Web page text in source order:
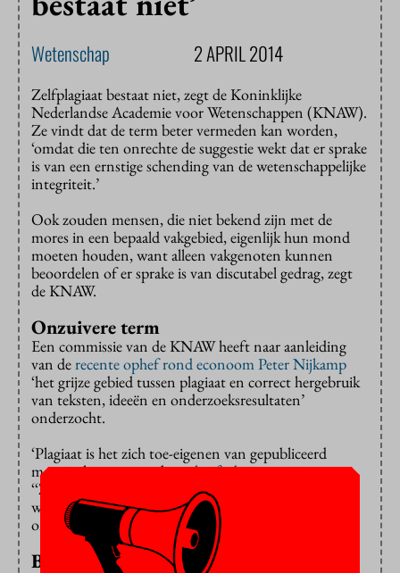
Wetenschap 2 APRIL 2014
Zelfplagiaat bestaat niet, zegt de Koninklijke
Nederlandse Academie voor Wetenschappen (KNAW).
Ze vindt dat de term beter vermeden kan worden,
‘omdat die ten onrechte de suggestie wekt dat er sprake
is van een ernstige schending van de wetenschappelijke
integriteit.’
Ook zouden mensen, die niet bekend zijn met de
mores in een bepaald vakgebied, eigenlijk hun mond
moeten houden, want alleen vakgenoten kunnen
beoordelen of er sprake is van discutabel gedrag, zegt
de KNAW.
Onzuivere term
Een commissie van de KNAW heeft naar aanleiding
van derecente ophef rond econoom Peter Nijkamp
‘het grijze gebied tussen plagiaat en correct hergebruik
van teksten, ideeën en onderzoeksresultaten’
onderzocht.
‘Plagiaat is het zich toe-eigenen van gepubliceerd
materiaal van een ander,schrijft de commissie.
‘‘Zelfplagiaat’ is daarmee een onzuivere term:
wetenschappers kunnen zich immers niet
onrechtmatig eigen materiaal toe-eigenen.’
Bronvermelding niet altijd noodzakelijk